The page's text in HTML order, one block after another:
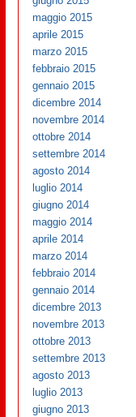
maggio 2015
aprile 2015
marzo 2015
febbraio 2015
gennaio 2015
dicembre 2014
novembre 2014
ottobre 2014
settembre 2014
agosto 2014
luglio 2014
giugno 2014
maggio 2014
aprile 2014
marzo 2014
febbraio 2014
gennaio 2014
dicembre 2013
novembre 2013
ottobre 2013
settembre 2013
agosto 2013
luglio 2013
giugno 2013